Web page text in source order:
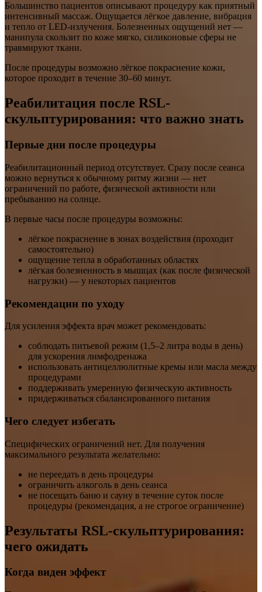
Большинство пациентов описывают процедуру как приятный
интенсивный массаж. Ощущается лёгкое давление, вибрация
и тепло от LED-излучения. Болезненных ощущений нет —
манипула скользит по коже мягко, силиконовые сферы не
травмируют ткани.
После процедуры возможно лёгкое покраснение кожи,
которое проходит в течение 30–60 минут.
Реабилитация после RSL-
скульптурирования: что важно знать
Первые дни после процедуры
Реабилитационный период отсутствует. Сразу после сеанса
можно вернуться к обычному ритму жизни — нет
ограничений по работе, физической активности или
пребыванию на солнце.
В первые часы после процедуры возможны:
лёгкое покраснение в зонах воздействия (проходит
самостоятельно)
ощущение тепла в обработанных областях
лёгкая болезненность в мышцах (как после физической
нагрузки) — у некоторых пациентов
Рекомендации по уходу
Для усиления эффекта врач может рекомендовать:
соблюдать питьевой режим (1,5–2 литра воды в день)
для ускорения лимфодренажа
использовать антицеллюлитные кремы или масла между
процедурами
поддерживать умеренную физическую активность
придерживаться сбалансированного питания
Чего следует избегать
Специфических ограничений нет. Для получения
максимального результата желательно:
не переедать в день процедуры
ограничить алкоголь в день сеанса
не посещать баню и сауну в течение суток после
процедуры (рекомендация, а не строгое ограничение)
Результаты RSL-скульптурирования:
чего ожидать
Когда виден эффект